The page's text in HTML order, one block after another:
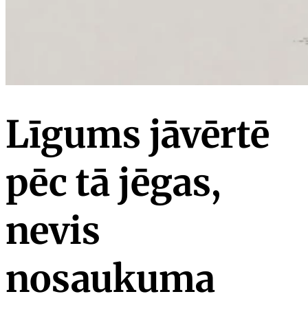
Līgums jāvērtē
pēc tā jēgas,
nevis
nosaukuma